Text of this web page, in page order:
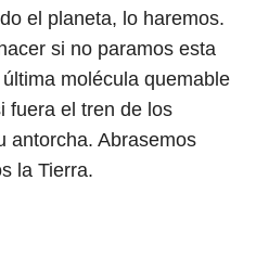
el planeta, lo haremos.
si no paramos esta
molécula quemable
fuera el tren de los
antorcha. Abrasemos
la Tierra.